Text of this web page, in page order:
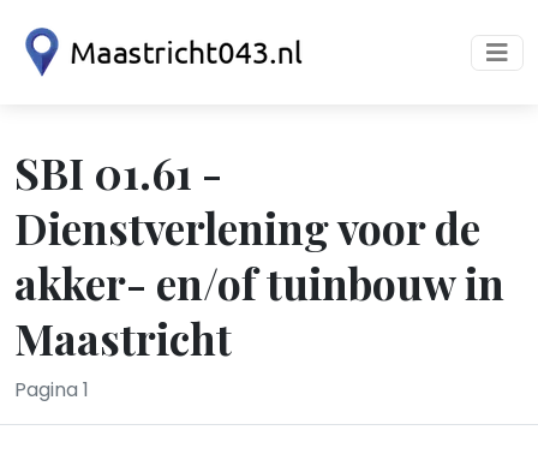
SBI 01.61 -
Dienstverlening voor de
akker- en/of tuinbouw in
Maastricht
Pagina 1